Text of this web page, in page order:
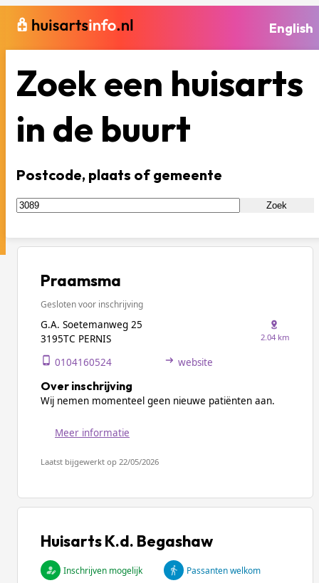
English
Zoek een huisarts
in de buurt
Postcode, plaats of gemeente
Zoek
Praamsma
Gesloten voor inschrijving
G.A. Soetemanweg 25
3195TC PERNIS
2.04 km
0104160524 website
Over inschrijving
Wij nemen momenteel geen nieuwe patiënten aan.
Meer informatie
Laatst bijgewerkt op 22/05/2026
Huisarts K.d. Begashaw
Inschrijven mogelijk Passanten welkom